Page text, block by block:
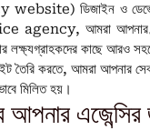
ডিজাইন ও
আমরা আপনার ব্র্যান্ডের
লক্ষ্যগ্রাহকদের কাছে আরও
তৈরি করতে, আমরা আপনার
মিলিত হয়।
আপনার